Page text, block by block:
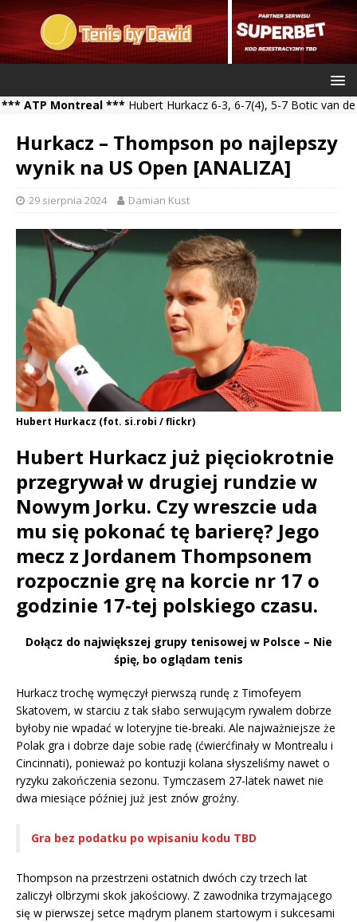
Montreal ***Hubert Hurkacz 6-3, 6-7(4), 5-7 Botic van de
Hurkacz – Thompson po najlepszy
wynik na US Open [ANALIZA]
29 sierpnia 2024 Damian Kust
Hubert Hurkacz (fot. si.robi / flickr)
Hubert Hurkacz już pięciokrotnie
przegrywał w drugiej rundzie w
Nowym Jorku. Czy wreszcie uda
mu się pokonać tę barierę? Jego
mecz z Jordanem Thompsonem
rozpocznie grę na korcie nr 17 o
godzinie 17-tej polskiego czasu.
Dołącz do największej grupy tenisowej w Polsce – Nie
śpię, bo oglądam tenis
Hurkacz trochę wymęczył pierwszą rundę z Timofeyem
Skatovem, w starciu z tak słabo serwującym rywalem dobrze
byłoby nie wpadać w loteryjne tie-breaki. Ale najważniejsze że
Polak gra i dobrze daje sobie radę (ćwierćfinały w Montrealu i
Cincinnati), ponieważ po kontuzji kolana słyszeliśmy nawet o
ryzyku zakończenia sezonu. Tymczasem 27-latek nawet nie
dwa miesiące później już jest znów groźny.
Gra bez podatku po wpisaniu kodu TBD
Thompson na przestrzeni ostatnich dwóch czy trzech lat
zaliczył olbrzymi skok jakościowy. Z zawodnika trzymającego
się w pierwszej setce mądrym planem startowym i sukcesami